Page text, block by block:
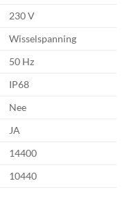
230 V
Wisselspanning
50 Hz
IP68
Nee
JA
14400
10440